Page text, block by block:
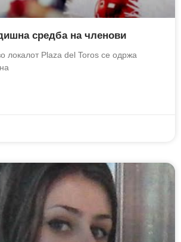
средба на членови
локалот Plaza del Toros се одржа